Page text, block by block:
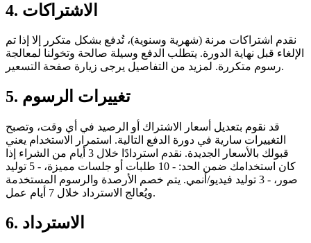
4. الاشتراكات
نقدم اشتراكات مرنة (شهرية وسنوية)، تُدفع بشكل متكرر إلا إذا تم
الإلغاء قبل نهاية الدورة. يتطلب الدفع وسيلة صالحة وتخولنا لمعالجة
رسوم متكررة. لمزيد من التفاصيل يرجى زيارة صفحة التسعير.
5. تغييرات الرسوم
قد نقوم بتعديل أسعار الاشتراك أو الرصيد في أي وقت، وتصبح
التغييرات سارية في دورة الدفع التالية. استمرار الاستخدام يعني
قبولك بالأسعار الجديدة. نقدم استردادًا خلال 3 أيام من الشراء إذا
كان استخدامك ضمن الحد: - 10 طلبات أو جلسات مميزة، - 5 توليد
صور، - 3 توليد فيديو/أنمي. يتم خصم الأرصدة والرسوم المستخدمة
ويُعالج الاسترداد خلال 7 أيام عمل.
6. الاسترداد